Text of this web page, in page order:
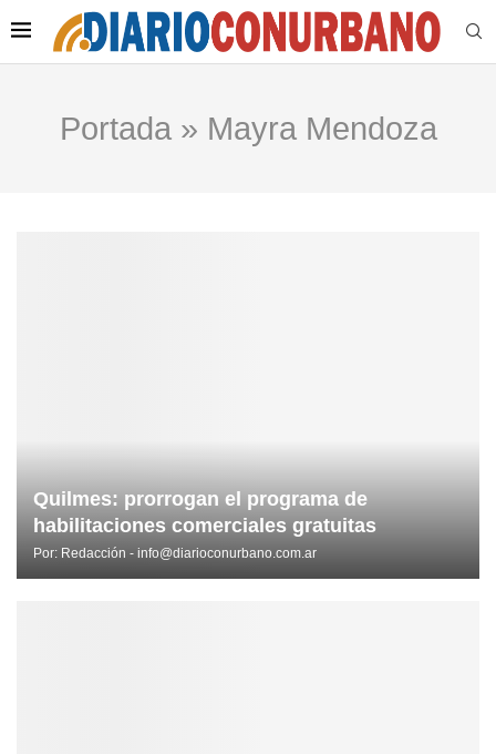
Portada» Mayra Mendoza
Quilmes: prorrogan el programa de
habilitaciones comerciales gratuitas
Por: Redacción - info@diarioconurbano.com.ar